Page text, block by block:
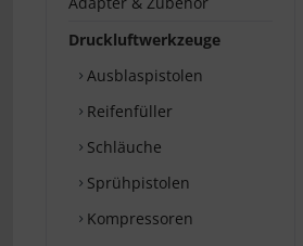
Druckluftwerkzeuge
Ausblaspistolen
Reifenfüller
Schläuche
Sprühpistolen
Kompressoren